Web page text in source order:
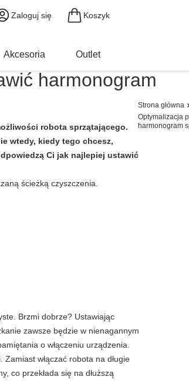
Zaloguj się Koszyk
Akcesoria Outlet
Strona główna
Optymalizacja
harmonogram
harmonogram
robota sprzątającego.
wtedy, kiedy tego chcesz,
Ci jak najlepiej ustawić
Brzmi dobrze? Ustawiając
zawsze będzie w nienagannym
o włączeniu urządzenia.
włączać robota na długie
co przekłada się na dłuższą